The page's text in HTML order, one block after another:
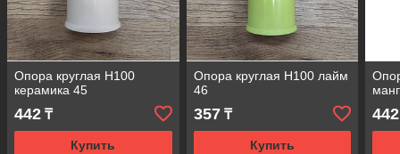
Опора круглая Н100
керамика 45
442 ₸
Купить
Опора круглая Н100 лайм
46
357₸
Купить
442